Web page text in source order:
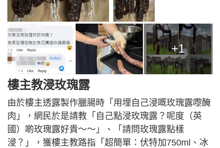
+1
樓主教浸玫瑰露
由於樓主透露製作臘腸時「用埋自己浸嘅玫瑰露嚟醃
肉」，網民於是請教「自己點浸玫瑰露？呢度（英
國）啲玫瑰露好貴～～」、「請問玫瑰露點樣
浸？」，獲樓主教路指「超簡單：伏特加750ml、冰